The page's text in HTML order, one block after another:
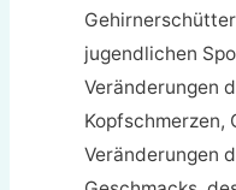
jugendlichen
Veränderungen
Kopfschmerzen,
Veränderungen